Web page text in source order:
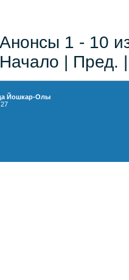
Анонсы 1 - 10
Начало | Пред.
Йошкар-Олы